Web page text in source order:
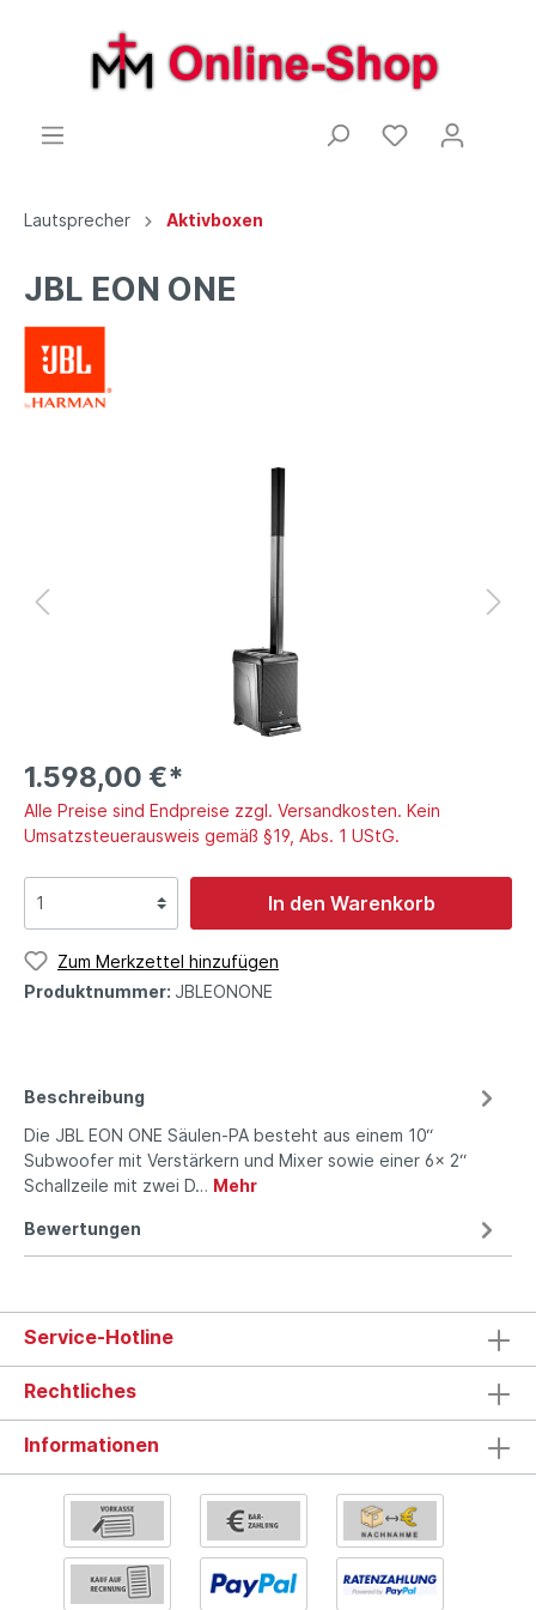
Lautsprecher Aktivboxen
JBL EON ONE
1.598,00 €*
Alle Preise sind Endpreise zzgl. Versandkosten. Kein
Umsatzsteuerausweis gemäß §19, Abs. 1 UStG.
In den Warenkorb
Zum Merkzettel hinzufügen
Produktnummer: JBLEONONE
Beschreibung
Die JBL EON ONE Säulen-PA besteht aus einem 10“
Subwoofer mit Verstärkern und Mixer sowie einer 6x 2“
Schallzeile mit zwei D… Mehr
Bewertungen
Service-Hotline
Rechtliches
Informationen